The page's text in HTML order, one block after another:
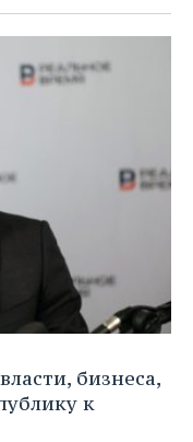
бизнеса,
к